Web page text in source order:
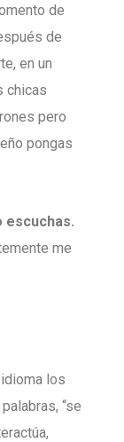
de
de
en un
chicas
pero
pongas
escuchas.
me
los
“se